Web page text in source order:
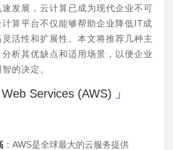
发展，云计算已成为现代企业不可
算平台不仅能够帮助企业降低IT成
活性和扩展性。本文将推荐几种主
析其优缺点和适用场景，以便企业
的决定。
Services (AWS)
：AWS是全球最大的云服务提供